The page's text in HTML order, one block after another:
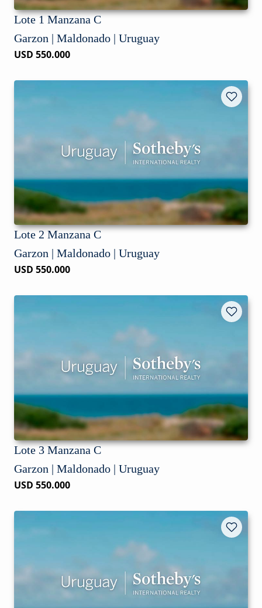
Lote 1 Manzana C
Garzon | Maldonado | Uruguay
USD 550.000
Lote 2 Manzana C
Garzon | Maldonado | Uruguay
USD 550.000
Lote 3 Manzana C
Garzon | Maldonado | Uruguay
USD 550.000